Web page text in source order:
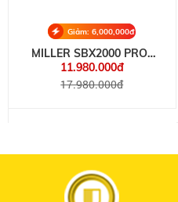
Giảm: 6,000,000đ
MILLER SBX2000 PRO-
2W
11.980.000đ
17.980.000đ